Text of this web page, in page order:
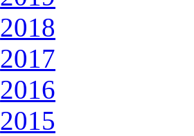
2018
2017
2016
2015